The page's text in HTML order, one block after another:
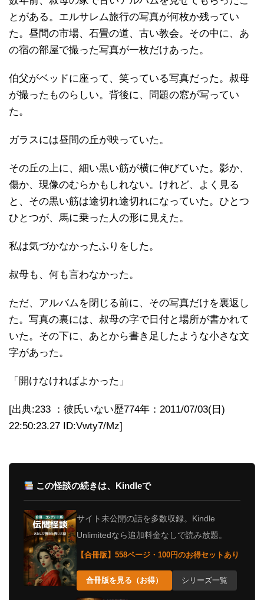
とがある。エルサレム旅行の写真が何枚か残ってい
た。昼間の市場、石畳の道、古い教会。その中に、あ
の宿の部屋で撮った写真が一枚だけあった。
伯父がベッドに座って、笑っている写真だった。叔母
が撮ったものらしい。背後に、問題の窓が写ってい
た。
ガラスには昼間の丘が映っていた。
その丘の上に、細い黒い筋が横に伸びていた。影か、
傷か、現像のむらかもしれない。けれど、よく見る
と、その黒い筋は途切れ途切れになっていた。ひとつ
ひとつが、馬に乗った人の形に見えた。
私は気づかなかったふりをした。
叔母も、何も言わなかった。
ただ、アルバムを閉じる前に、その写真だけを裏返し
た。写真の裏には、叔母の字で日付と場所が書かれて
いた。その下に、あとから書き足したような小さな文
字があった。
「開けなければよかった」
[出典:233 ：彼氏いない歴774年：2011/07/03(日)
22:50:23.27 ID:Vwty7/Mz]
この怪談の続きは、Kindleで
サイト未公開の話を多数収録。Kindle
Unlimitedなら追加料金なしで読み放題。
【合冊版】558ページ・100円のお得セットあり
合冊版を見る（お得） シリーズ一覧